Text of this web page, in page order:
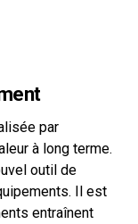
par
à long terme.
outil de
Il est
entraînent